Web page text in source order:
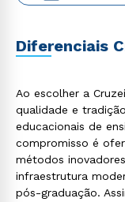
Diferenciais
Ao escolher a
qualidade e
educacionais de
compromisso é
métodos
infraestrutura
pós-graduação.